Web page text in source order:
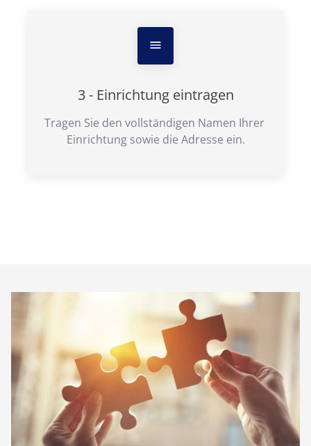
3 - Einrichtung eintragen
Tragen Sie den vollständigen Namen Ihrer
Einrichtung sowie die Adresse ein.